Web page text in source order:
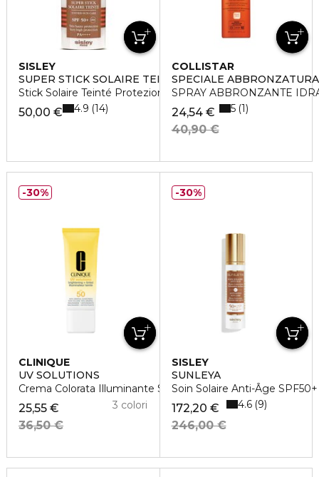
SISLEY
SUPER STICK SOLAIRE TEINTÉ SPF 50+
Stick Solaire Teinté Protezione Molto Alta
50,00 € 4.9 14
COLLISTAR
SPECIALE
SPRAY ABBRONZANTE
24,54 €
40,90 €
5 1
CLINIQUE
UV SOLUTIONS
Crema Colorata Illuminante SPF50
25,55 €
36,50 €
3 colori
30%
SISLEY
SUNLEYA
Soin Solaire Anti-Âge SPF50+
172,20 €
246,00 €
4.6 9
30%